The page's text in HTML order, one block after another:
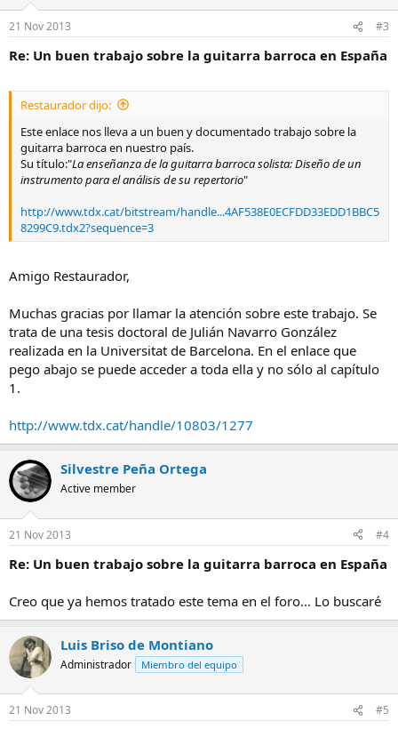
21 Nov 2013 #3
Re: Un buen trabajo sobre la guitarra barroca en España
Restaurador dijo:
Este enlace nos lleva a un buen y documentado trabajo sobre la
guitarra barroca en nuestro país.
Su título:"La enseñanza de la guitarra barroca solista: Diseño de un
instrumento para el análisis de su repertorio"
http://www.tdx.cat/bitstream/handle...4AF538E0ECFDD33EDD1BBC5
8299C9.tdx2?sequence=3
Amigo Restaurador,
Muchas gracias por llamar la atención sobre este trabajo. Se
trata de una tesis doctoral de Julián Navarro González
realizada en la Universitat de Barcelona. En el enlace que
pego abajo se puede acceder a toda ella y no sólo al capítulo
1.
http://www.tdx.cat/handle/10803/1277
Silvestre Peña Ortega
Active member
21 Nov 2013 #4
Re: Un buen trabajo sobre la guitarra barroca en España
Creo que ya hemos tratado este tema en el foro... Lo buscaré
Luis Briso de Montiano
Administrador Miembro del equipo
21 Nov 2013 #5